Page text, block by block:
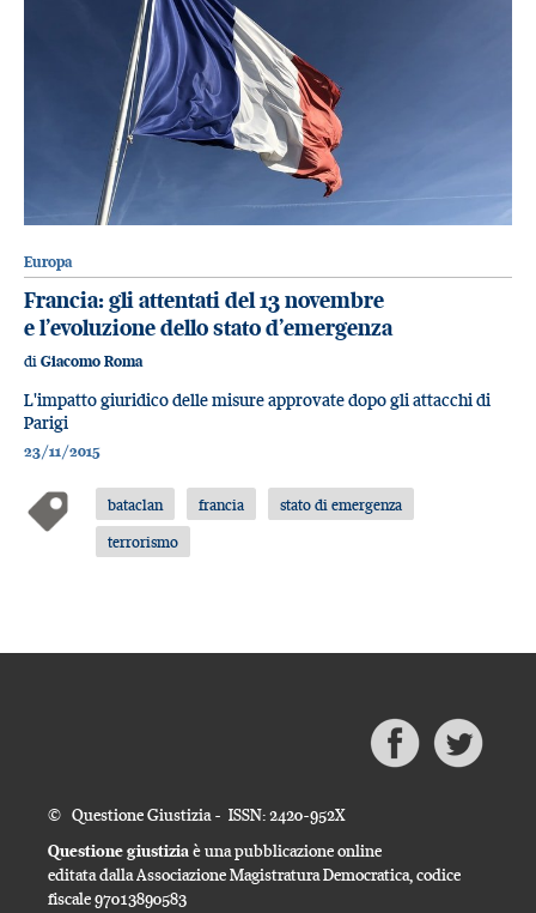
Europa
Francia: gli attentati del 13 novembre
e l’evoluzione dello stato d’emergenza
di Giacomo Roma
L'impatto giuridico delle misure approvate dopo gli attacchi di
Parigi
23/11/2015
bataclan francia
stato di emergenza
terrorismo
© Questione Giustizia - ISSN: 2420-952X
Questione giustiziaè una pubblicazione online
editata dalla Associazione Magistratura Democratica, codice
fiscale 97013890583